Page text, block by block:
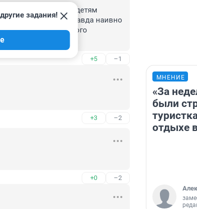
Уже даже детям
только хуже. Вы и правда наивно
святое ради личного
жизнь?
+5 –1
задания!
+3 –2
+0 –2
МНЕНИЕ
«За
были
отдыхе